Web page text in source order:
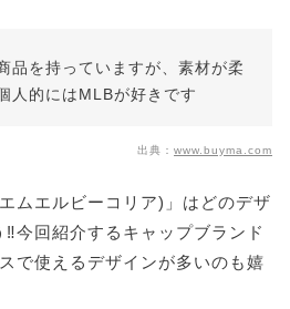
品を持っていますが、素材が柔
人的にはMLBが好きです
出典： www.buyma.com
ムエルビーコリア)」はどのデザ
今回紹介するキャップブランド
で使えるデザインが多いのも嬉